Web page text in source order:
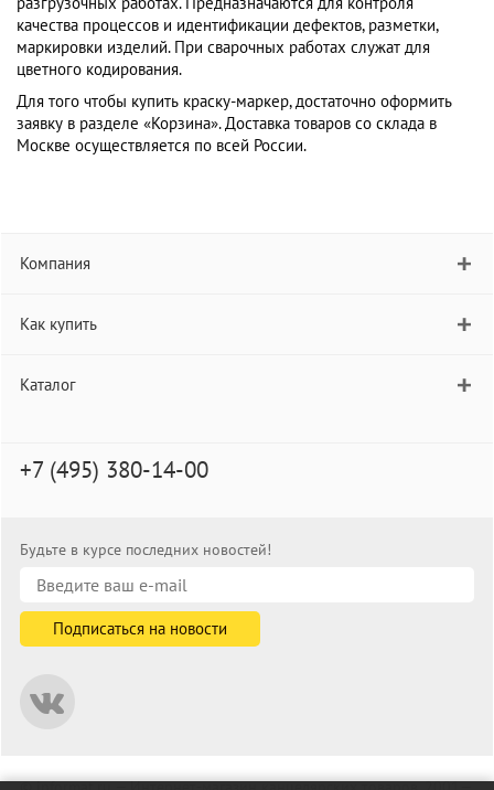
качества процессов и идентификации дефектов, разметки,
маркировки изделий. При сварочных работах служат для
цветного кодирования.
Для того чтобы купить краску-маркер, достаточно оформить
заявку в разделе «Корзина». Доставка товаров со склада в
Москве осуществляется по всей России.
Компания
Как купить
Каталог
+7 (495) 380-14-00
Будьте в курсе последних новостей!